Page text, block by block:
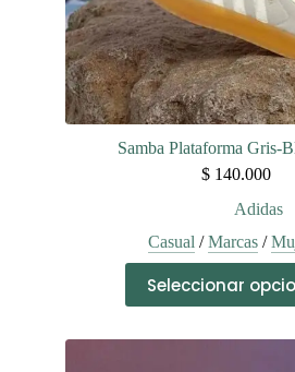
Samba Plataforma Gris-
$ 140.000
Adidas
Casual/Marcas/
Seleccionarproducto
tiene